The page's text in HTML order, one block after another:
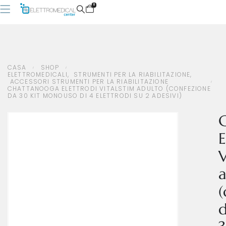
0
CHATTANOOGA ELETTRODI VITALSTIM ADULTO (CONFEZIONE DA 30 KIT MONOUSO DI 4 ELETTRODI SU 2
ADESIVI)
CASA
SHOP
ELETTROMEDICALI, STRUMENTI PER LA RIABILITAZIONE,
ACCESSORI STRUMENTI PER LA RIABILITAZIONE
CHATTANOOGA ELETTRODI VITALSTIM ADULTO (CONFEZIONE
DA 30 KIT MONOUSO DI 4 ELETTRODI SU 2 ADESIVI)